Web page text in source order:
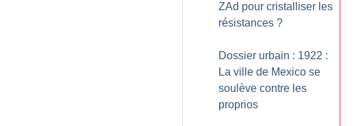
ZAd pour cristalliser les
résistances ?
Dossier urbain : 1922 :
La ville de Mexico se
soulève contre les
proprios